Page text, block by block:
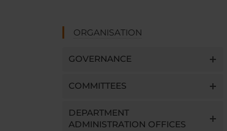
ORGANISATION
GOVERNANCE
COMMITTEES
DEPARTMENT
ADMINISTRATION OFFICES